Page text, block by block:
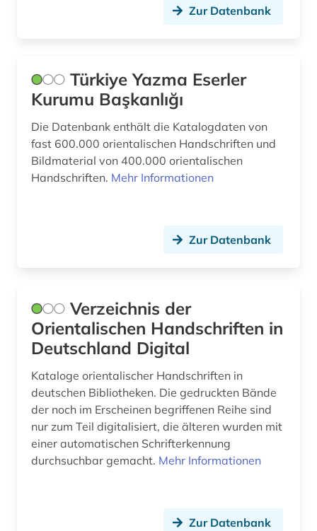
persisch (8)
philosophie (1)
plakat (1)
politikwissenschaft (1)
regest (1)
religion (2)
russland (2)
römisches reich (1)
Zur Datenbank
Türkiye Yazma Eserler
Kurumu Başkanlığı
Die Datenbank enthält die Katalogdaten von
fast 600.000 orientalischen Handschriften und
Bildmaterial von 400.000 orientalischen
Handschriften. Mehr Informationen
Zur Datenbank
Verzeichnis der
Orientalischen Handschriften in
Deutschland Digital
Kataloge orientalischer Handschriften in
deutschen Bibliotheken. Die gedruckten Bände
der noch im Erscheinen begriffenen Reihe sind
nur zum Teil digitalisiert, die älteren wurden mit
einer automatischen Schrifterkennung
durchsuchbar gemacht. Mehr Informationen
Zur Datenbank